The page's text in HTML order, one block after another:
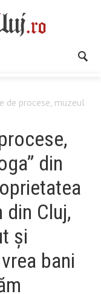
de procese, muzeul
din
din Cluj,
și
bani